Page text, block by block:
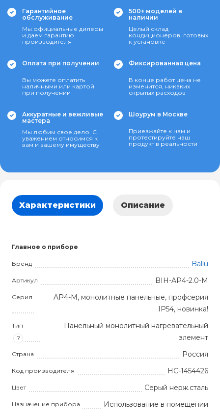
Гарантийное
обслуживание
Мы официальные дилеры
и даем гарантию
производителя
500+ моделей в
наличии
Целый склад
кондиционеров, готовых
к установке
Оплата при получении
Вы можете оплатить
наличными или картой
при получении
Фиксированная цена
В конце работ цена не
изменится, никаких
скрытых расходов
Аккуратные и вежливые
мастера
Мы любим свое дело. С
уважением относимся к
вам и вашему имуществу
Шоурум в Москве
Приезжайте к нам и
протестируйте наш
продукт в реальности
Характеристики Описание
Главное о приборе
Бренд Ballu
Артикул BIH-AP4-2.0-M
Серия
AP4-M, монолитные панельные, профсерия
IP54, новинка!
Тип
?
Панельный монолитный нагревательный
элемент
Страна Россия
Код производителя НС-1454426
Цвет Серый нерж.сталь
Назначение прибора Использование в помещении